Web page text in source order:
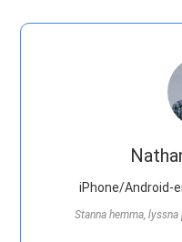
iPhone/Android-
Stanna hemma,